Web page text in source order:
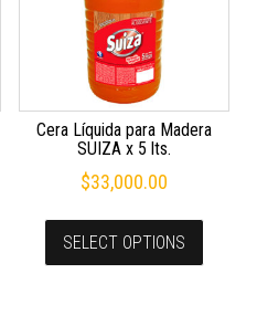
Cera Líquida para Madera
SUIZA x 5 lts.
$33,000.00
SELECT OPTIONS